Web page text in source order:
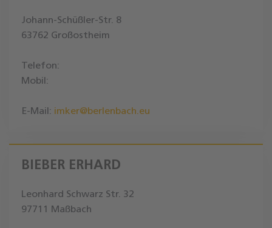
Johann-Schüßler-Str. 8
63762 Großostheim
Telefon:
Mobil:
E-Mail: imker@berlenbach.eu
BIEBER ERHARD
Leonhard Schwarz Str. 32
97711 Maßbach